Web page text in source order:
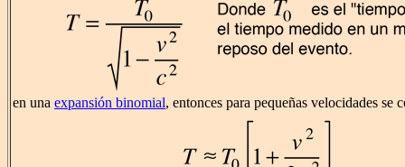
en una expansión binomial, entonces para pequeñas velocidades se